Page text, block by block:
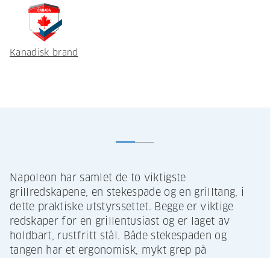
Kanadisk brand
Napoleon har samlet de to viktigste
grillredskapene, en stekespade og en grilltang, i
dette praktiske utstyrssettet. Begge er viktige
redskaper for en grillentusiast og er laget av
holdbart, rustfritt stål. Både stekespaden og
tangen har et ergonomisk, mykt grep på